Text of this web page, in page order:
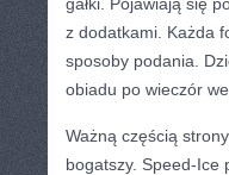
z dodatkami. Każda
sposoby podania.
obiadu po wieczór we
Ważną częścią
bogatszy. Speed-Ice